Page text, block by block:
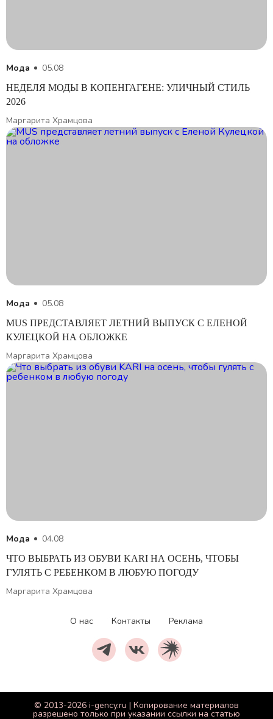
Мода 05.08
НЕДЕЛЯ МОДЫ В КОПЕНГАГЕНЕ: УЛИЧНЫЙ СТИЛЬ
2026
Маргарита Храмцова
Мода 05.08
MUS ПРЕДСТАВЛЯЕТ ЛЕТНИЙ ВЫПУСК С ЕЛЕНОЙ
КУЛЕЦКОЙ НА ОБЛОЖКЕ
Маргарита Храмцова
Мода 04.08
ЧТО ВЫБРАТЬ ИЗ ОБУВИ KARI НА ОСЕНЬ, ЧТОБЫ
ГУЛЯТЬ С РЕБЕНКОМ В ЛЮБУЮ ПОГОДУ
Маргарита Храмцова
О нас Контакты Реклама
© 2013-2026 i-gency.ru | Копирование материалов
разрешено только при указании ссылки на статью